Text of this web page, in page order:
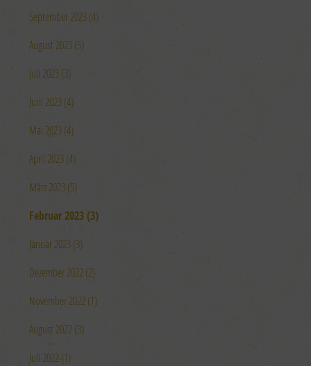
September 2023 (4)
August 2023 (5)
Juli 2023 (3)
Juni 2023 (4)
Mai 2023 (4)
April 2023 (4)
März 2023 (5)
Februar 2023 (3)
Januar 2023 (3)
Dezember 2022 (2)
November 2022 (1)
August 2022 (3)
Juli 2022 (1)